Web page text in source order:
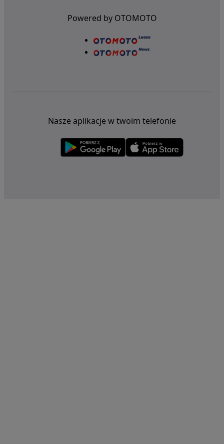
Powered by OTOMOTO
Nasze aplikacje w twoim telefonie